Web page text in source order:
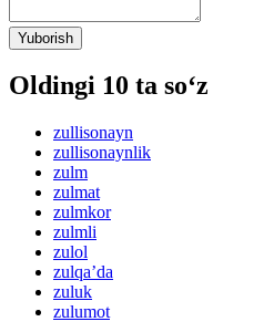
Yuborish
Oldingi 10 ta so‘z
zullisonayn
zullisonaynlik
zulm
zulmat
zulmkor
zulmli
zulol
zulqaʼda
zuluk
zulumot